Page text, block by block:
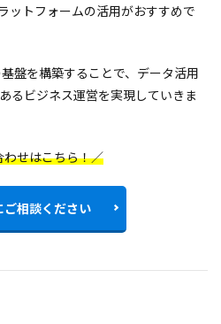
ットフォームの活用がおすすめで
盤を構築することで、データ活用
るビジネス運営を実現していきま
わせはこちら！／
ご相談ください